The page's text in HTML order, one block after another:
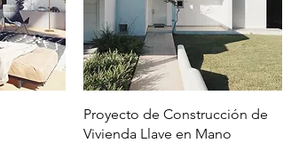
Vista rápida
Proyecto de Construcción de
Vivienda Llave en Mano